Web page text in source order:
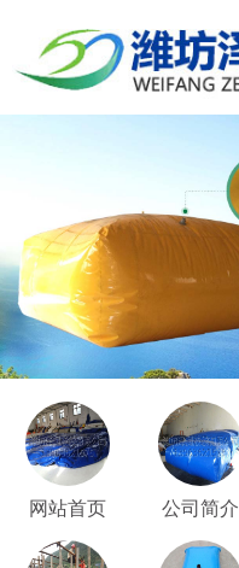
网站首页 公司简介